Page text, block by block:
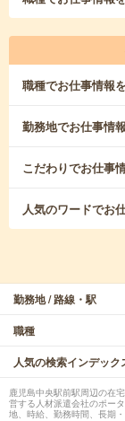
職種でお仕事情報
勤務地でお仕事情
こだわりでお仕事
人気のワードでお
勤務地 / 路線・駅
職種
人気の検索インデック
鹿児島中央駅前駅周辺の在
営する人材派遣会社のポー
地、時給、勤務時間、長期